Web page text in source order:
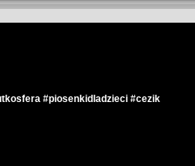
#piosenkidladzieci #cezik